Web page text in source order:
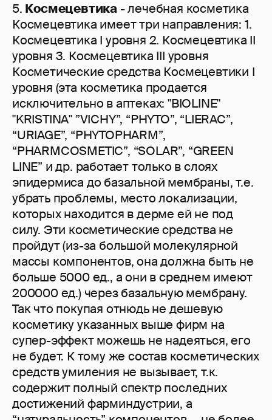
5. Космецевтика- лечебная косметика
Космецевтика имеет три направления: 1.
Космецевтика I уровня 2. Космецевтика II
уровня 3. Космецевтика III уровня
Косметические средства Космецевтики I
уровня (эта косметика продается
исключительно в аптеках: "BIOLINE"
"KRISTINA" ”VICHY”, “РHYТО”, “LIERAC”,
“URIAGE”, “PHYTOPHARM”,
“PHARMCOSMETIC”, “SOLAR”, “GREEN
LINE” и др. работает только в слоях
эпидермиса до базальной мембраны, т.е.
убрать проблемы, место локализации,
которых находится в дерме ей не под
силу. Эти косметические средства не
пройдут (из-за большой молекулярной
массы компонентов, она должна быть не
больше 5000 ед., а они в среднем имеют
200000 ед.) через базальную мембрану.
Так что покупая отнюдь не дешевую
косметику указанных выше фирм на
супер-эффект можешь не надеяться, его
не будет. К тому же состав косметических
средств умиления не вызывает, т.к.
содержит полный спектр последних
достижений фарминдустрии, а